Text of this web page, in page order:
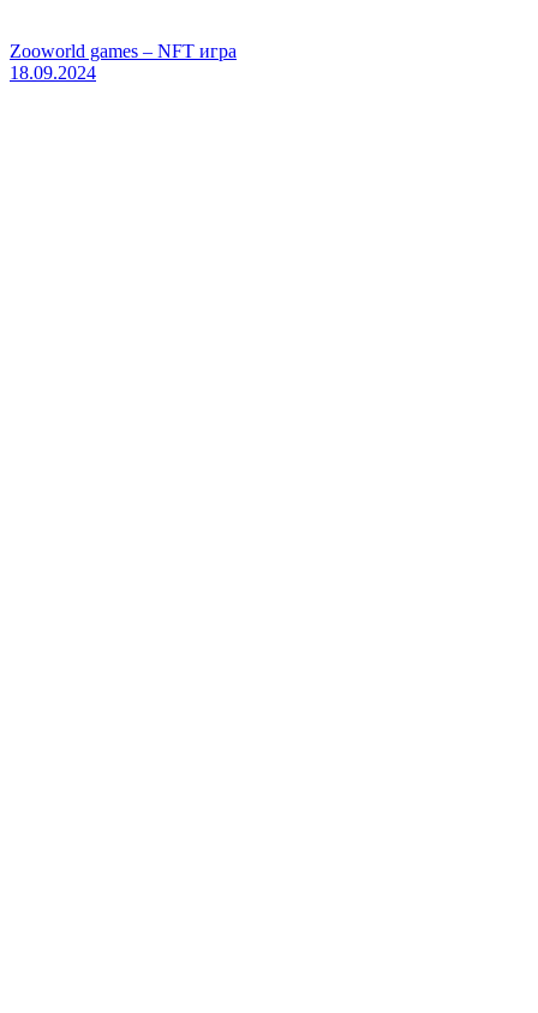
Zooworld games – NFT игра
18.09.2024